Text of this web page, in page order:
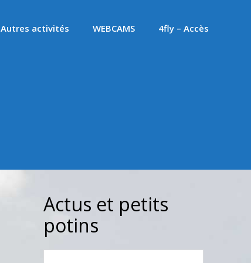
Autres activités WEBCAMS 4fly – Accès
Actus et petits
potins